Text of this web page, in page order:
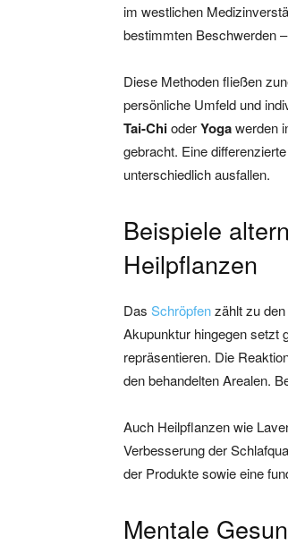
im westlichen
bestimmten Beschwerden
Diese Methoden fließen
persönliche Umfeld und
Tai-ChioderYogawerden
gebracht. Eine
unterschiedlich ausfallen.
Beispiele
Heilpflanzen
Das Schröpfenzählt zu
Akupunktur hingegen setzt
repräsentieren. Die
den behandelten Arealen.
Auch Heilpflanzen wie
Verbesserung der
der Produkte sowie eine
Mentale